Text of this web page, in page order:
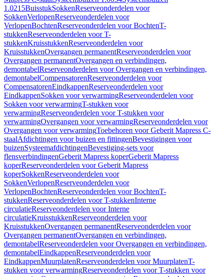
1.0215BuisstukSokkenReserveonderdelen voor
SokkenVerlopenReserveonderdelen voor
VerlopenBochtenReserveonderdelen voor BochtenT-
stukkenReserveonderdelen voor T-
stukkenKruisstukkenReserveonderdelen voor
KruisstukkenOvergangen permanentReserveonderdelen voor
Overgangen permanentOvergangen en verbindingen,
demontabelReserveonderdelen voor Overgangen en verbindingen,
demontabelCompensatorenReserveonderdelen voor
CompensatorenEindkappenReserveonderdelen voor
EindkappenSokken voor verwarmingReserveonderdelen voor
Sokken voor verwarmingT-stukken voor
verwarmingReserveonderdelen voor T-stukken voor
verwarmingOvergangen voor verwarmingReserveonderdelen voor
Overgangen voor verwarmingToebehoren voor Geberit Mapress C-
staalAfdichtingen voor buizen en fittingenBevestigingen voor
buizenSysteemafdichtingenBevestiging-sets voor
flensverbindingenGeberit Mapress koperGeberit Mapress
koperReserveonderdelen voor Geberit Mapress
koperSokkenReserveonderdelen voor
SokkenVerlopenReserveonderdelen voor
VerlopenBochtenReserveonderdelen voor BochtenT-
stukkenReserveonderdelen voor T-stukkenInterne
circulatieReserveonderdelen voor Interne
circulatieKruisstukkenReserveonderdelen voor
KruisstukkenOvergangen permanentReserveonderdelen voor
Overgangen permanentOvergangen en verbindingen,
demontabelReserveonderdelen voor Overgangen en verbindingen,
demontabelEindkappenReserveonderdelen voor
EindkappenMuurplatenReserveonderdelen voor MuurplatenT-
stukken voor verwarmingReserveonderdelen voor T-stukken voor